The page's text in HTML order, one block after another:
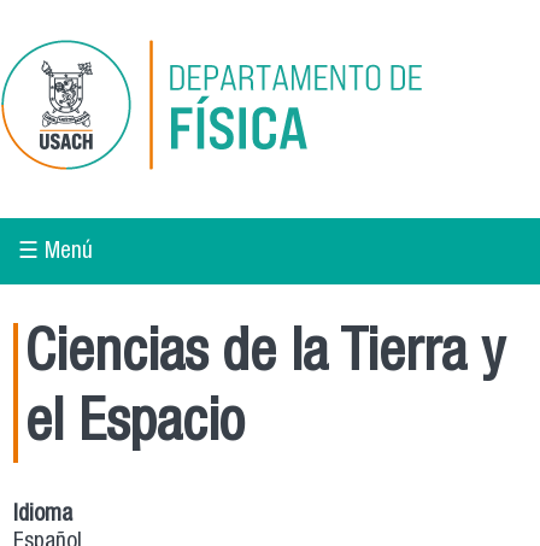
☰ Menú
Ciencias de la Tierra y
el Espacio
Idioma